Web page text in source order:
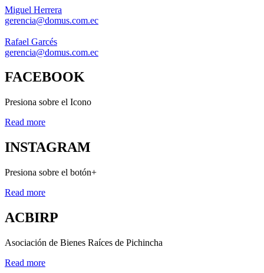
Miguel Herrera
gerencia@domus.com.ec
Rafael Garcés
gerencia@domus.com.ec
FACEBOOK
Presiona sobre el Icono
Read more
INSTAGRAM
Presiona sobre el botón+
Read more
ACBIRP
Asociación de Bienes Raíces de Pichincha
Read more